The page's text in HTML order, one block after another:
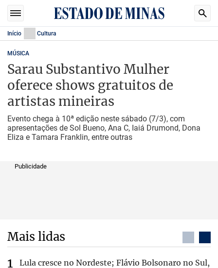
Início Cultura
MÚSICA
Sarau Substantivo Mulher
oferece shows gratuitos de
artistas mineiras
Evento chega à 10ª edição neste sábado (7/3), com
apresentações de Sol Bueno, Ana C, Iaiá Drumond, Dona
Eliza e Tamara Franklin, entre outras
Publicidade
Mais lidas
Lula cresce no Nordeste; Flávio Bolsonaro no Sul,